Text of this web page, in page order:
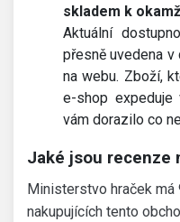
skladem k
Aktuální
přesně uvedena
na webu. Zboží,
e-shop
vám dorazilo co
Jaké jsou recenze
Ministerstvo hraček má
nakupujících tento